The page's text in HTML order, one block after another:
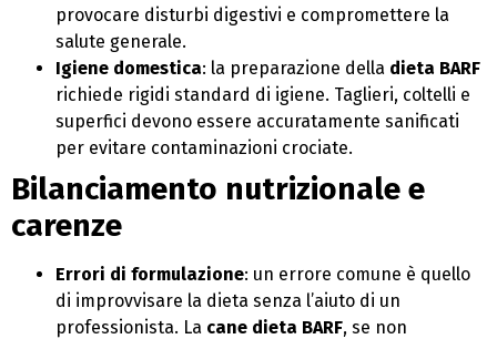
provocare disturbi digestivi e compromettere la
salute generale.
Igiene domestica: la preparazione della dieta BARF
richiede rigidi standard di igiene. Taglieri, coltelli e
superfici devono essere accuratamente sanificati
per evitare contaminazioni crociate.
Bilanciamento nutrizionale e
carenze
Errori di formulazione: un errore comune è quello
di improvvisare la dieta senza l’aiuto di un
professionista. La cane dieta BARF, se non